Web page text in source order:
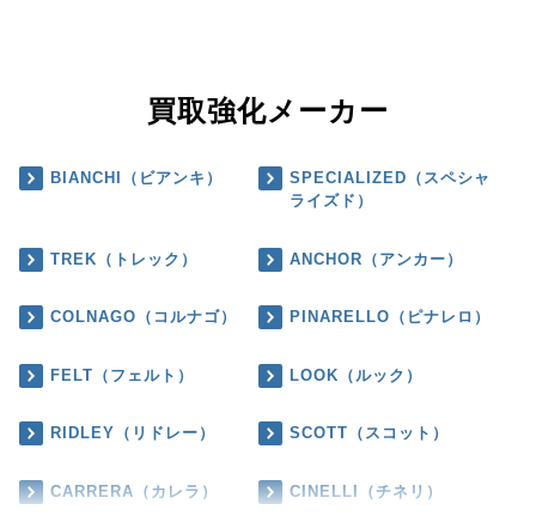
買取強化メーカー
BIANCHI（ビアンキ）
SPECIALIZED（スペシャ
ライズド）
TREK（トレック） ANCHOR（アンカー）
COLNAGO（コルナゴ） PINARELLO（ピナレロ）
FELT（フェルト） LOOK（ルック）
RIDLEY（リドレー） SCOTT（スコット）
CARRERA（カレラ） CINELLI（チネリ）